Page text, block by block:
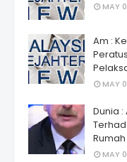
MAY
Am :
MAY
Dunia
MAY